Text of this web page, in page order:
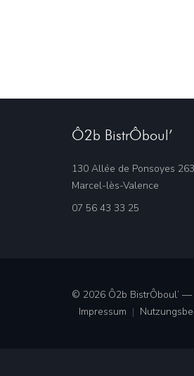
Ô2b BistrÔboul’
130 Allée de Ponsoyes
Marcel-lès-Valence
07 56 43 33 25
© 2026 Ô2b BistrÔboul’
Impressum
((öffnet ein neues